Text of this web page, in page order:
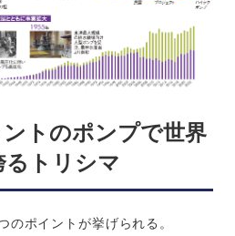
トのポンプで世界
トリシマ
のポイントが挙げられる。